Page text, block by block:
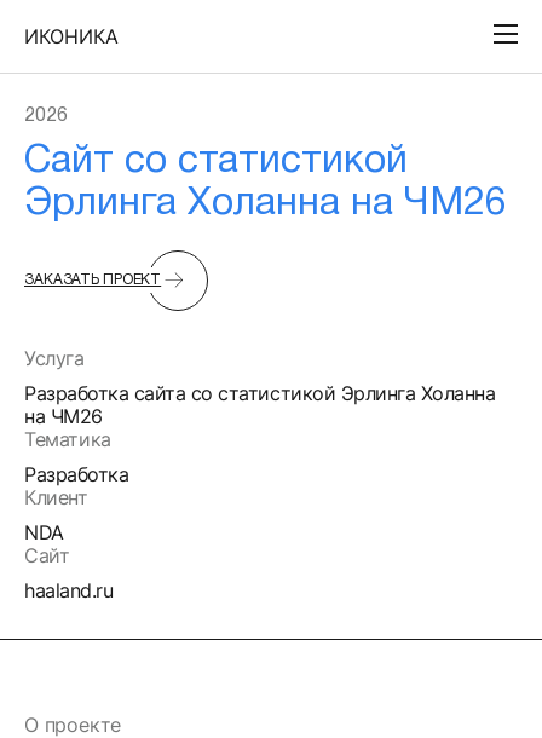
ИКОНИКА
2026
Сайт со статистикой
Эрлинга Холанна на ЧМ26
ЗАКАЗАТЬ ПРОЕКТ
Услуга
Разработка сайта со статистикой Эрлинга Холанна
на ЧМ26
Тематика
Разработка
Клиент
NDA
Сайт
haaland.ru
О проекте